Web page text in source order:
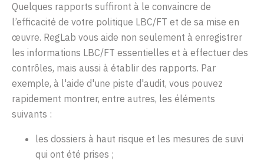
Quelques rapports suffiront à le convaincre de
l’efficacité de votre politique LBC/FT et de sa mise en
œuvre. RegLab vous aide non seulement à enregistrer
les informations LBC/FT essentielles et à effectuer des
contrôles, mais aussi à établir des rapports. Par
exemple, à l'aide d'une piste d'audit, vous pouvez
rapidement montrer, entre autres, les éléments
suivants :
les dossiers à haut risque et les mesures de suivi
qui ont été prises ;